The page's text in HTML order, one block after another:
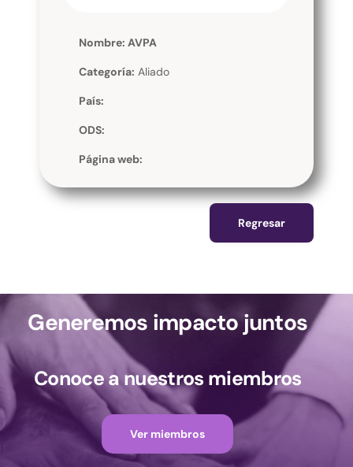
Nombre: AVPA
Categoría: Aliado
País:
ODS:
Página web:
Regresar
Generemos impacto juntos
Conoce a nuestros miembros
Ver miembros